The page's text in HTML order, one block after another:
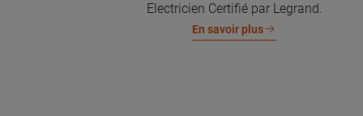
Electricien Certifié par Legrand.
En savoir plus